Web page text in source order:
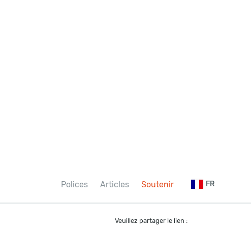
Polices Articles Soutenir FR
Veuillez partager le lien :